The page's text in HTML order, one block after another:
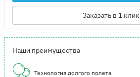
Заказать в 1 клик
Наши преимущества
Технология долгого полета